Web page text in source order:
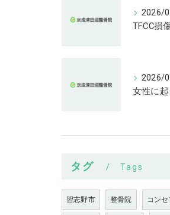
2026/
TFCC損
2026/
タグ Tags
習志野市 整骨院 コンセ